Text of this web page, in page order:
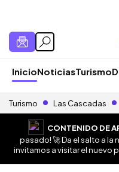
InicioNoticiasTurismo
Turismo Las Cascadas
CONTENIDO DE
pasado! 🚀 Da el salto a la
invitamos a visitar el nuevo